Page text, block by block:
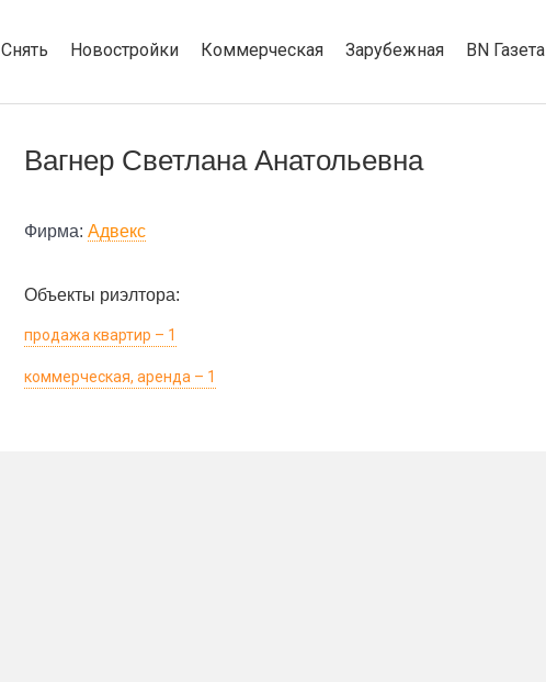
Снять Новостройки Коммерческая Зарубежная BN Газета
Вагнер Светлана Анатольевна
Фирма: Адвекс
Объекты риэлтора:
продажа квартир – 1
коммерческая, аренда – 1